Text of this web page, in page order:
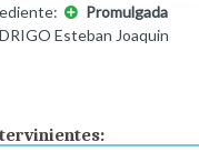
Promulgada
Esteban Joaquin